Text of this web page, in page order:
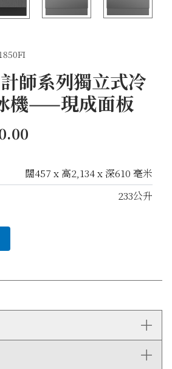
師系列獨立式冷
機——現成面板
闊457 x 高2,134 x 深610 毫米
233公升
系統能充分照亮內部空間，減少